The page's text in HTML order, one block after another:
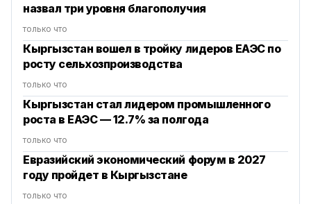
назвал три уровня благополучия
только что
Кыргызстан вошел в тройку лидеров ЕАЭС по
росту сельхозпроизводства
только что
Кыргызстан стал лидером промышленного
роста в ЕАЭС — 12.7% за полгода
только что
Евразийский экономический форум в 2027
году пройдет в Кыргызстане
только что